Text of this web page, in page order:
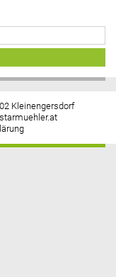
Kleinengersdorf